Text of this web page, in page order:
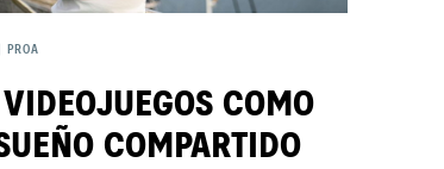
PROA
VIDEOJUEGOS COMO
COMPARTIDO